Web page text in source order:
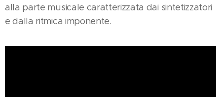
alla parte musicale caratterizzata dai sintetizzatori
e dalla ritmica imponente.